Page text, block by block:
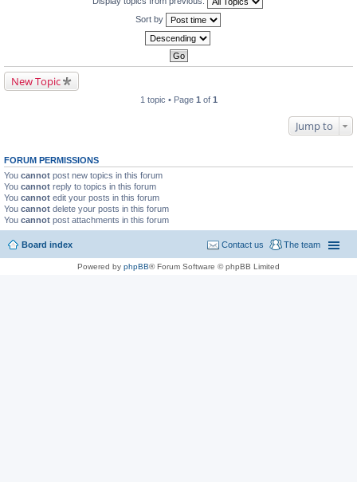
Sort by
New Topic
1 topic • Page 1 of 1
Jump to
FORUM PERMISSIONS
You cannot post new topics in this forum
You cannot reply to topics in this forum
You cannot edit your posts in this forum
You cannot delete your posts in this forum
You cannot post attachments in this forum
Board index The team
Contact us
Powered by phpBB® Forum Software © phpBB Limited